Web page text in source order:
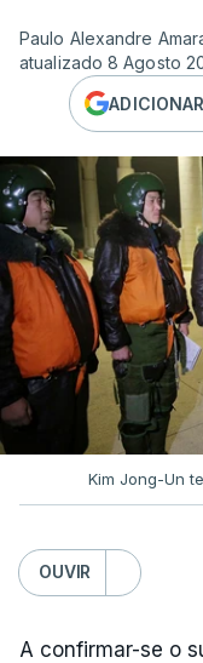
Paulo Alexandre
atualizado 8 Agosto
Kim Jong-Un
OUVIR
A confirmar-se o